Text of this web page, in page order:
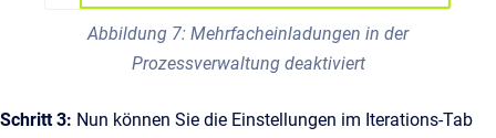
Abbildung 7: Mehrfacheinladungen in der
Prozessverwaltung deaktiviert
Schritt 3: Nun können Sie die Einstellungen im Iterations-Tab